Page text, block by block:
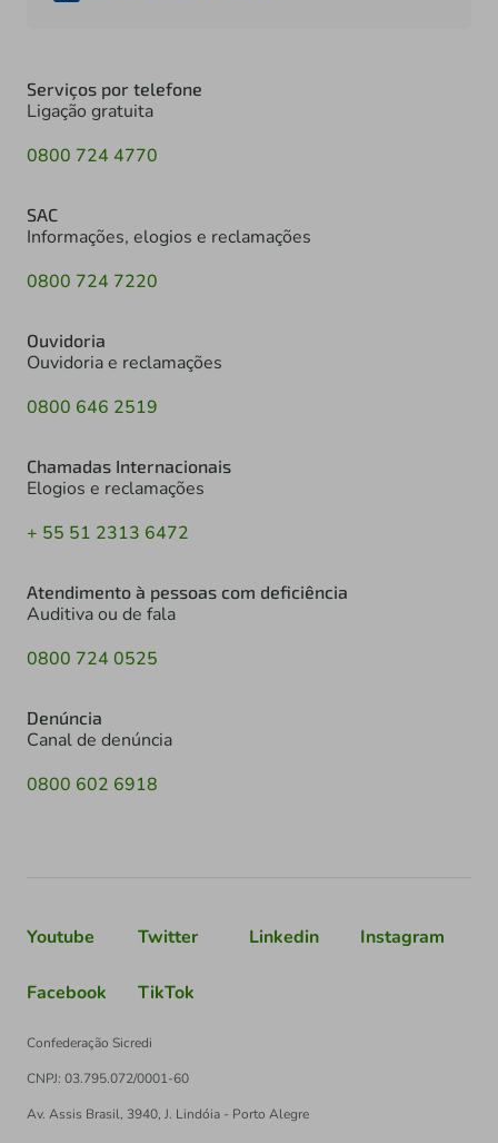
Serviços por telefone
Ligação gratuita
0800 724 4770
SAC
Informações, elogios e reclamações
0800 724 7220
Ouvidoria
Ouvidoria e reclamações
0800 646 2519
Chamadas Internacionais
Elogios e reclamações
+ 55 51 2313 6472
Atendimento à pessoas com deficiência
Auditiva ou de fala
0800 724 0525
Denúncia
Canal de denúncia
0800 602 6918
Youtube Twitter Linkedin Instagram
Facebook TikTok
Confederação Sicredi
CNPJ: 03.795.072/0001-60
Av. Assis Brasil, 3940, J. Lindóia - Porto Alegre